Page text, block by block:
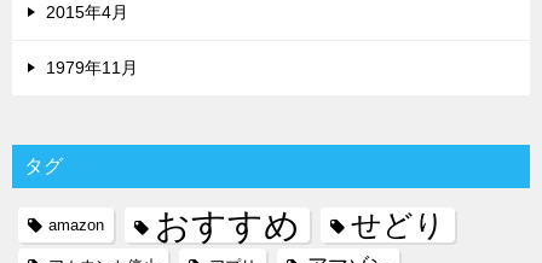
2015年4月
1979年11月
タグ
amazon おすすめ せどり